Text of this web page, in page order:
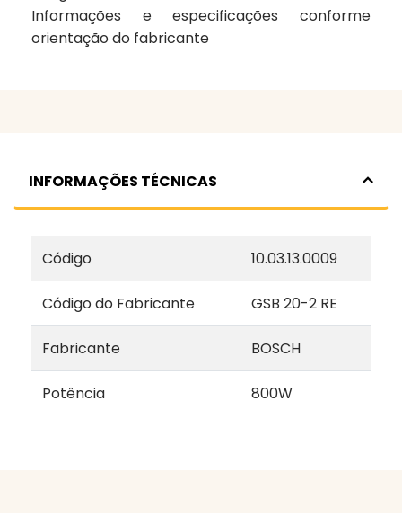
Informações e especificações conforme
orientação do fabricante
INFORMAÇÕES TÉCNICAS
Código 10.03.13.0009
Código do Fabricante GSB 20-2 RE
Fabricante BOSCH
Potência 800W